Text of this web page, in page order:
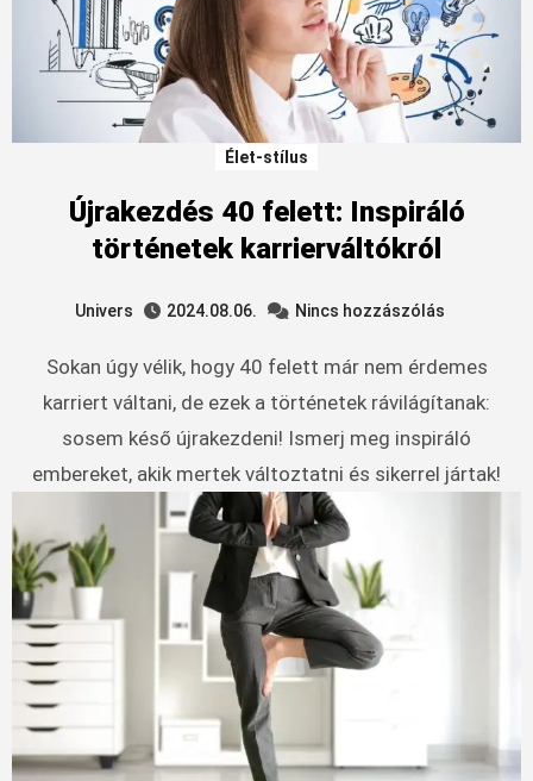
Élet-stílus
Újrakezdés 40 felett: Inspiráló
történetek karrierváltókról
Univers 2024.08.06. Nincs hozzászólás
Sokan úgy vélik, hogy 40 felett már nem érdemes
karriert váltani, de ezek a történetek rávilágítanak:
sosem késő újrakezdeni! Ismerj meg inspiráló
embereket, akik mertek változtatni és sikerrel jártak!